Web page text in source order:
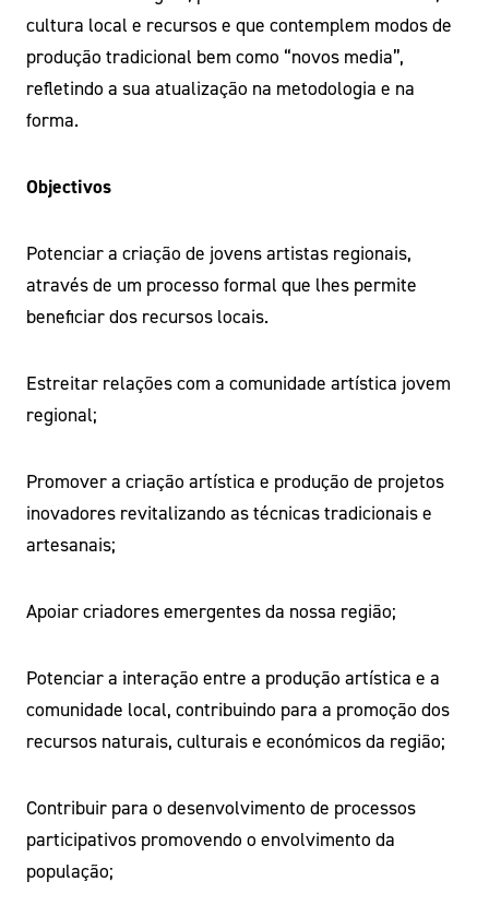
cultura local e recursos e que contemplem modos de
produção tradicional bem como “novos media”,
refletindo a sua atualização na metodologia e na
forma.
Objectivos
Potenciar a criação de jovens artistas regionais,
através de um processo formal que lhes permite
beneficiar dos recursos locais.
Estreitar relações com a comunidade artística jovem
regional;
Promover a criação artística e produção de projetos
inovadores revitalizando as técnicas tradicionais e
artesanais;
Apoiar criadores emergentes da nossa região;
Potenciar a interação entre a produção artística e a
comunidade local, contribuindo para a promoção dos
recursos naturais, culturais e económicos da região;
Contribuir para o desenvolvimento de processos
participativos promovendo o envolvimento da
população;